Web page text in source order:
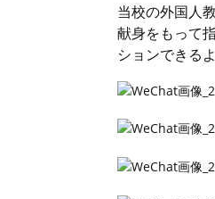
当校の外国人
献身をもって
ションできる